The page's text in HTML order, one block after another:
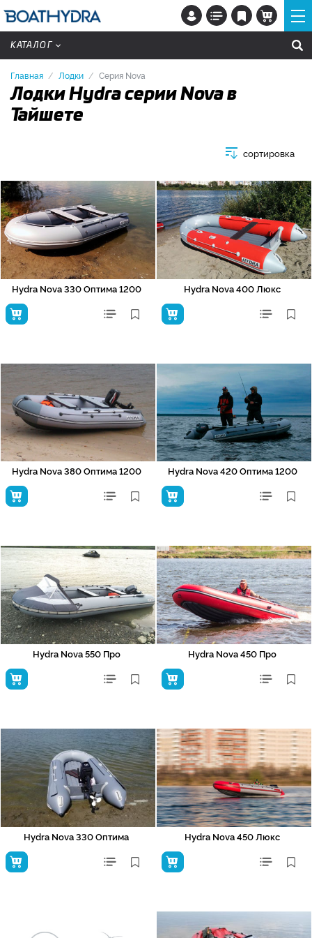
КАТАЛОГ
Главная Лодки Серия Nova
Лодки Hydra серии Nova в
Тайшете
сортировка
Hydra Nova 330 Оптима 1200 Hydra Nova 400 Люкс
Hydra Nova 380 Оптима 1200 Hydra Nova 420 Оптима 1200
Hydra Nova 550 Про Hydra Nova 450 Про
Hydra Nova 330 Оптима Hydra Nova 450 Люкс